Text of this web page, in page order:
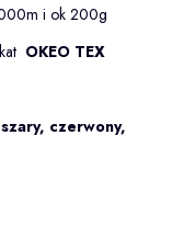
i ok 200g
OKEO TEX
czerwony,